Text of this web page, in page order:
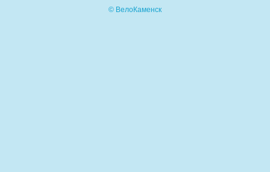
© ВелоКаменск